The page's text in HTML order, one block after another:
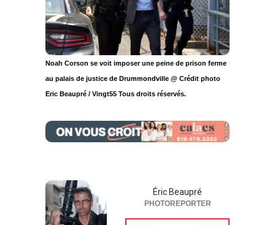
Noah Corson se voit imposer une peine de prison ferme
au palais de justice de Drummondville @ Crédit photo
Eric Beaupré / Vingt55 Tous droits réservés.
Éric Beaupré
PHOTOREPORTER